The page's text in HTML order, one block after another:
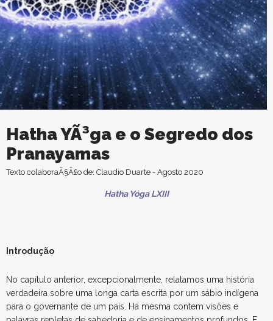
Hatha YÃ³ga e o Segredo dos
Pranayamas
Texto colaboraÃ§Ã£o de: Claudio Duarte - Agosto 2020
Hatha Yóga LXIII
Introdução
No capítulo anterior, excepcionalmente, relatamos uma história
verdadeira sobre uma longa carta escrita por um sábio indígena
para o governante de um país. Há mesma contem visões e